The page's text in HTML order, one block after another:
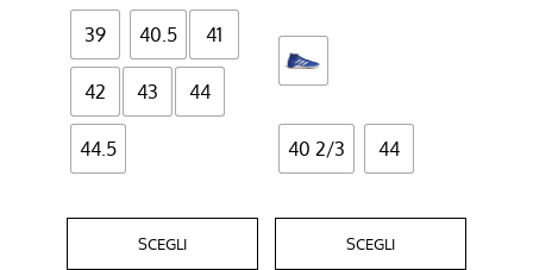
39 40.5 41
42 43 44
44.5
SCEGLI
del
prodotto
40 2/3 44
SCEGLI
prodotto